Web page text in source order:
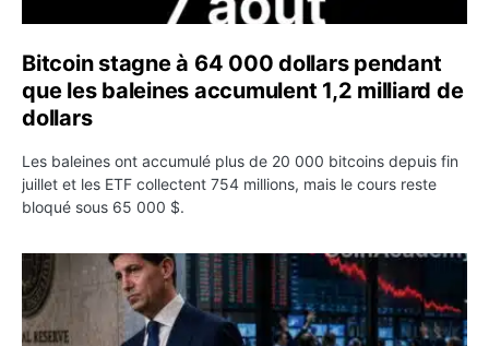
Bitcoin stagne à 64 000 dollars pendant
que les baleines accumulent 1,2 milliard de
dollars
Les baleines ont accumulé plus de 20 000 bitcoins depuis fin
juillet et les ETF collectent 754 millions, mais le cours reste
bloqué sous 65 000 $.
Kevin Warsh maintient sa communication minimaliste